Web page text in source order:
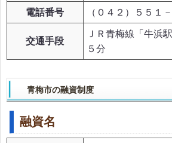
電話番号 （０４２）５５１
交通手段
ＪＲ青梅線「牛浜
５分
青梅市の融資制度
融資名